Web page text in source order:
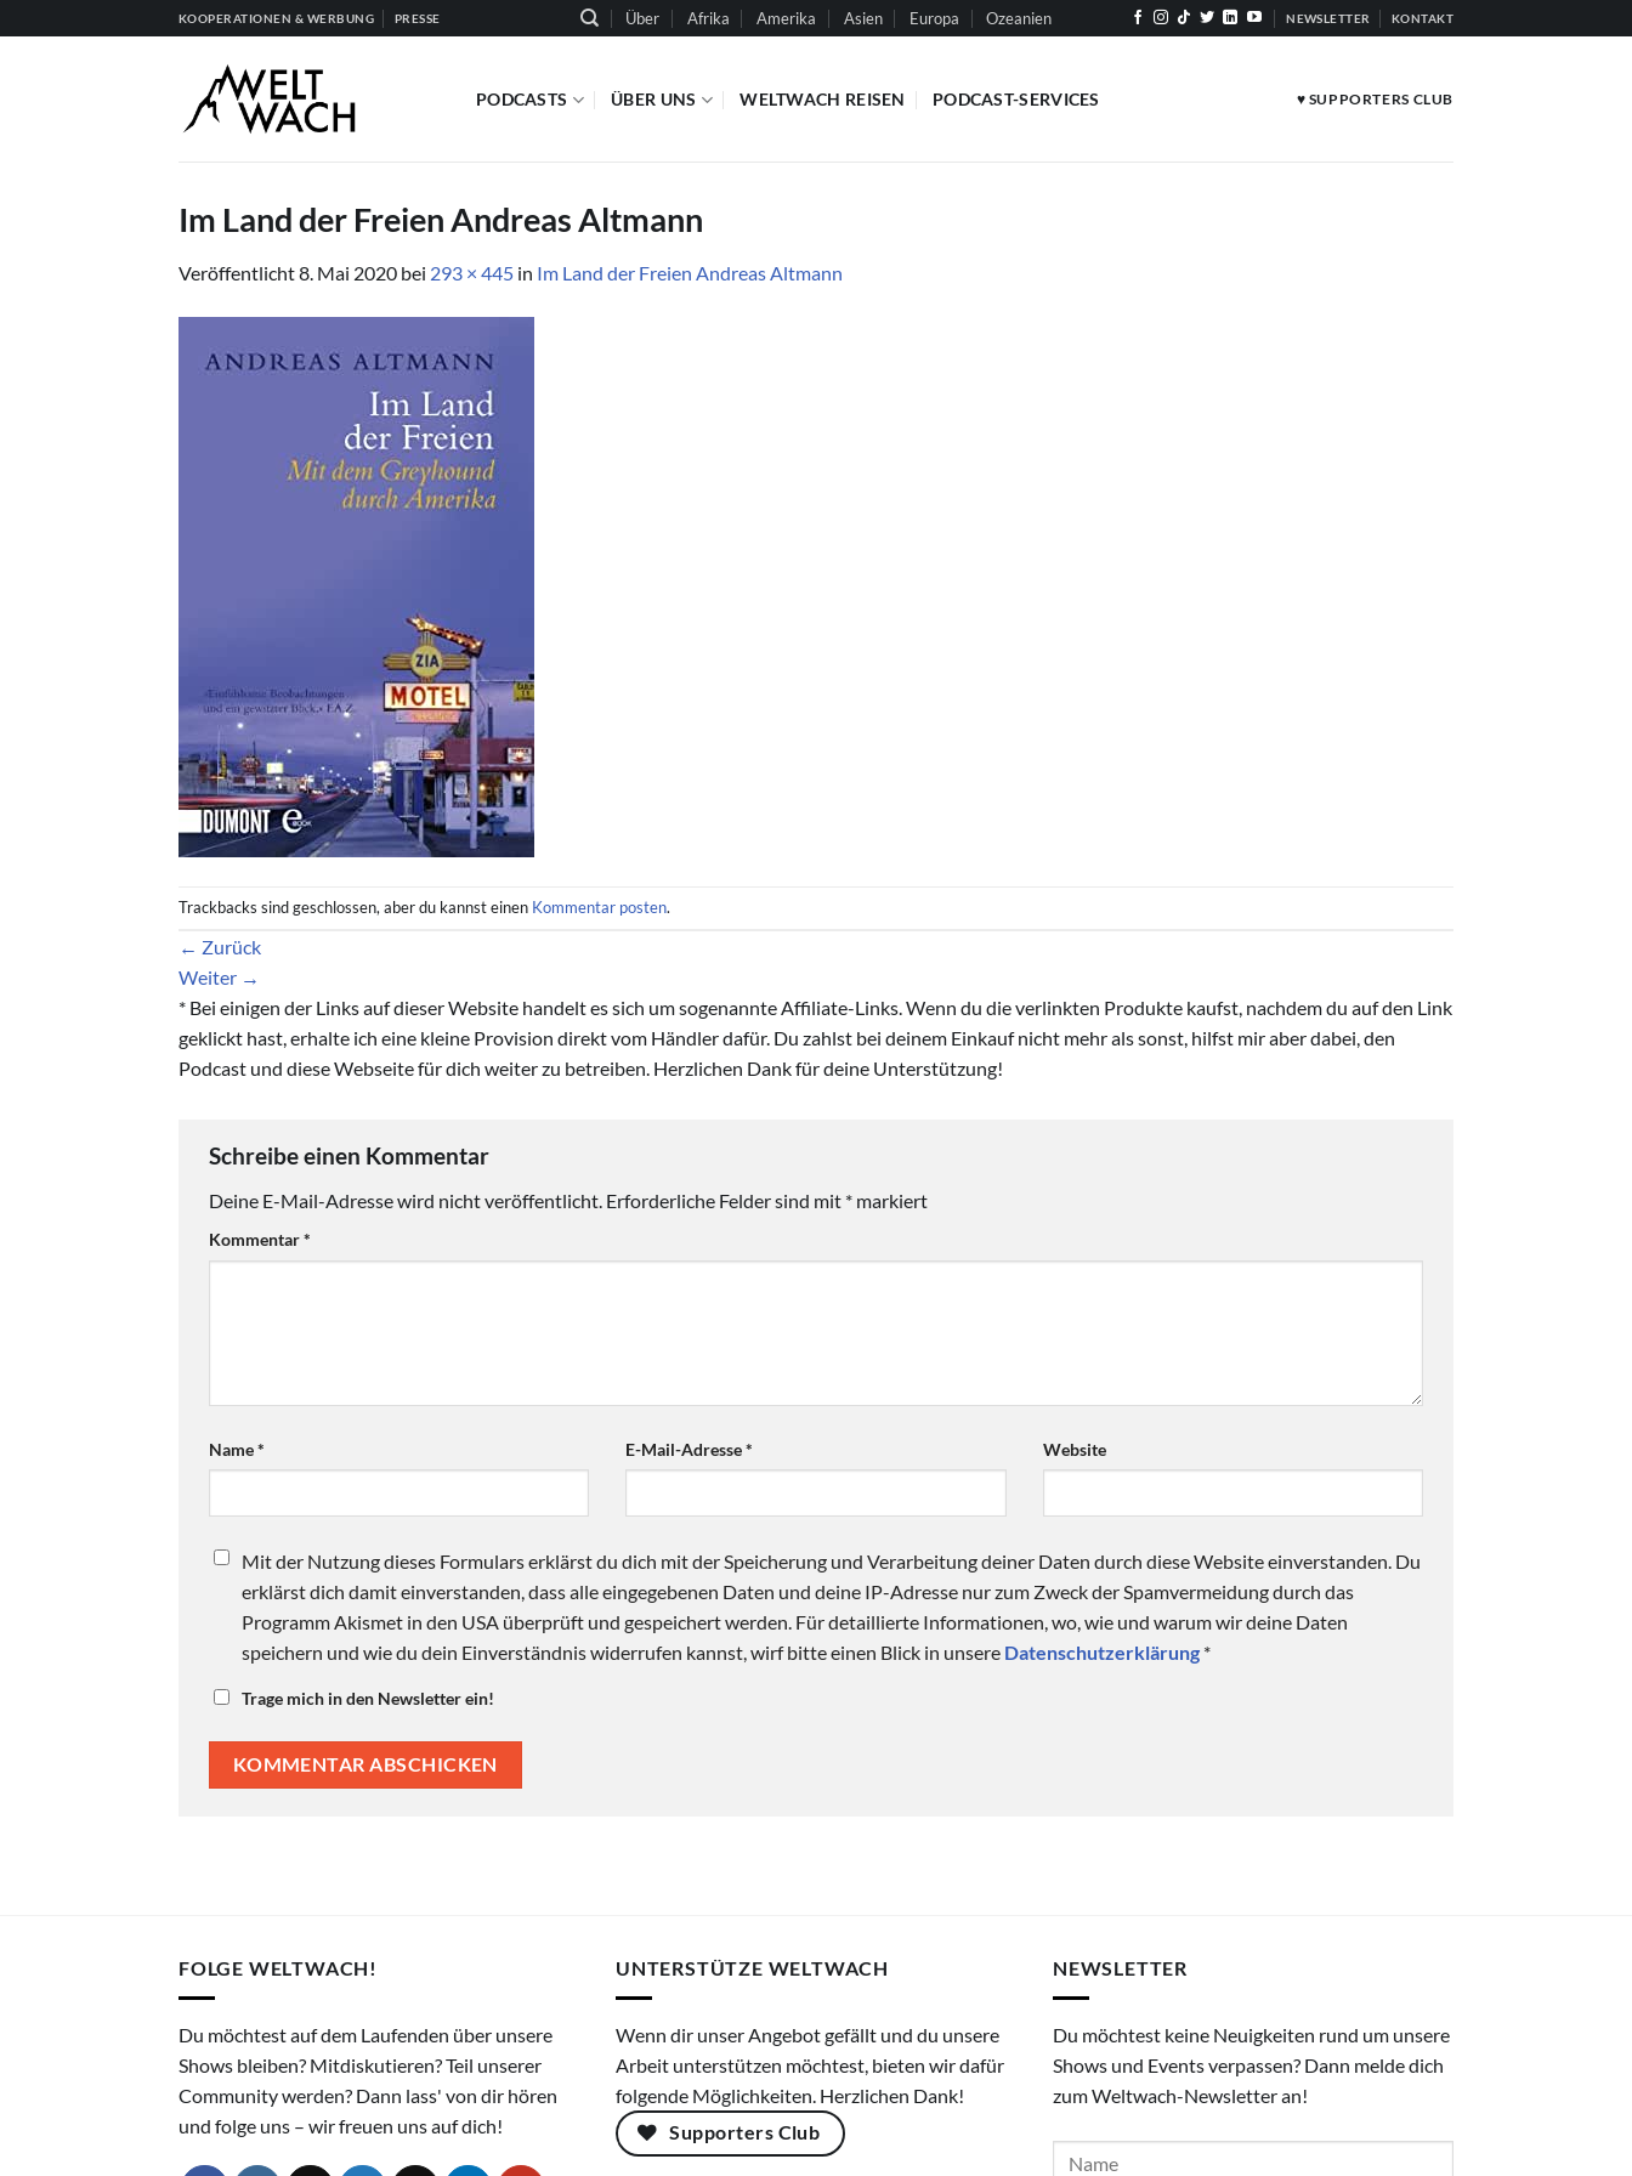
Inhalt
KOOPERATIONEN & WERBUNG PRESSE Über Afrika Amerika Asien Europa Ozeanien NEWSLETTER KONTAKT
PODCASTS ÜBER UNS WELTWACH REISEN PODCAST-SERVICES ♥ SUPPORTERS CLUB
Im Land der Freien Andreas Altmann
Veröffentlicht8. Mai 2020 bei 293 × 445 in Im Land der Freien Andreas Altmann
Trackbacks sind geschlossen, aber du kannst einen Kommentar posten.
← Zurück
Weiter →
* Bei einigen der Links auf dieser Website handelt es sich um sogenannte Affiliate-Links. Wenn du die verlinkten Produkte kaufst, nachdem du auf den Link
geklickt hast, erhalte ich eine kleine Provision direkt vom Händler dafür. Du zahlst bei deinem Einkauf nicht mehr als sonst, hilfst mir aber dabei, den
Podcast und diese Webseite für dich weiter zu betreiben. Herzlichen Dank für deine Unterstützung!
Schreibe einen Kommentar
Deine E-Mail-Adresse wird nicht veröffentlicht. Erforderliche Felder sind mit * markiert
Kommentar*
Name* E-Mail-Adresse* Website
Mit der Nutzung dieses Formulars erklärst du dich mit der Speicherung und Verarbeitung deiner Daten durch diese Website einverstanden. Du
erklärst dich damit einverstanden, dass alle eingegebenen Daten und deine IP-Adresse nur zum Zweck der Spamvermeidung durch das
Programm Akismet in den USA überprüft und gespeichert werden. Für detaillierte Informationen, wo, wie und warum wir deine Daten
speichern und wie du dein Einverständnis widerrufen kannst, wirf bitte einen Blick in unsere Datenschutzerklärung *
Trage mich in den Newsletter ein!
FOLGE WELTWACH!
Du möchtest auf dem Laufenden über unsere
Shows bleiben? Mitdiskutieren? Teil unserer
Community werden? Dann lass' von dir hören
und folge uns – wir freuen uns auf dich!
UNTERSTÜTZE WELTWACH
Wenn dir unser Angebot gefällt und du unsere
Arbeit unterstützen möchtest, bieten wir dafür
folgende Möglichkeiten. Herzlichen Dank!
Supporters Club
NEWSLETTER
Du möchtest keine Neuigkeiten rund um unsere
Shows und Events verpassen? Dann melde dich
zum Weltwach-Newsletter an!